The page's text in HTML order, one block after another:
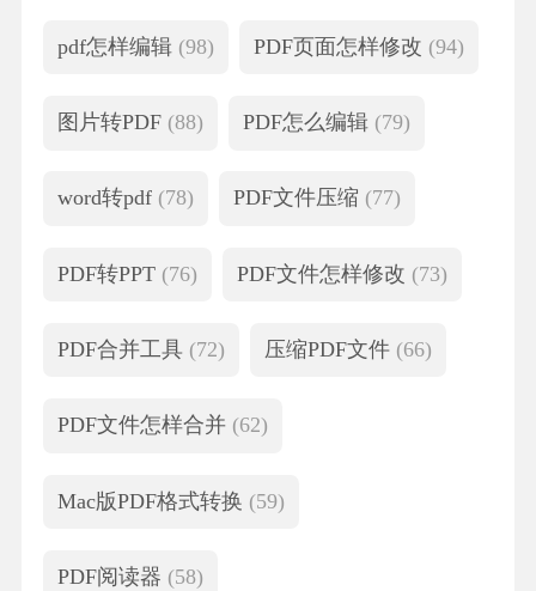
pdf怎样编辑 (98) PDF页面怎样修改 (94)
图片转PDF (88) PDF怎么编辑 (79)
word转pdf (78) PDF文件压缩 (77)
PDF转PPT (76) PDF文件怎样修改 (73)
PDF合并工具 (72) 压缩PDF文件 (66)
PDF文件怎样合并 (62)
Mac版PDF格式转换 (59)
PDF阅读器 (58)